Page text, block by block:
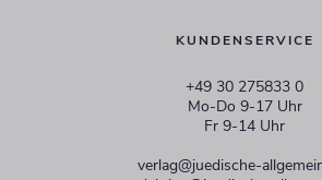
KUNDENSERVICE
+49 30 275833 0
Mo-Do 9-17 Uhr
Fr 9-14 Uhr
verlag@juedische-